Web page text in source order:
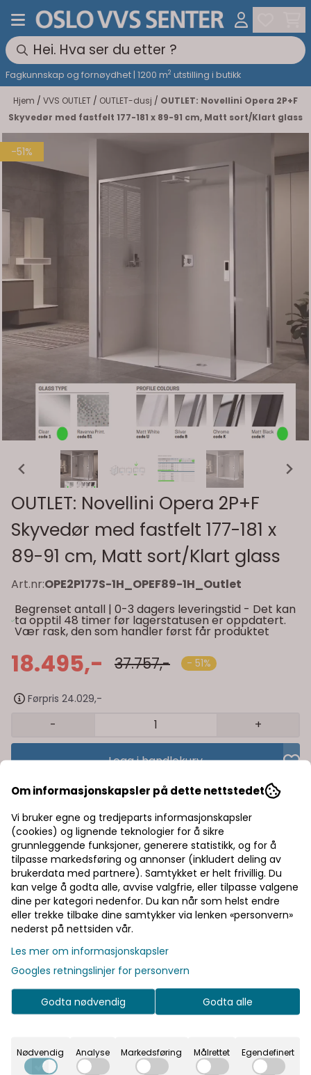
Hopp til innhold
Fagkunnskap og fornøydhet | 1200 m2 utstilling i butikk
Hjem / VVS OUTLET / OUTLET-dusj / OUTLET: Novellini Opera 2P+F
Skyvedør med fastfelt 177-181 x 89-91 cm, Matt sort/Klart glass
-51%
OUTLET: Novellini Opera 2P+F
Skyvedør med fastfelt 177-181 x
89-91 cm, Matt sort/Klart glass
Art.nr:OPE2P177S-1H_OPEF89-1H_Outlet
Begrenset antall | 0-3 dagers leveringstid - Det kan
ta opptil 48 timer før lagerstatusen er oppdatert.
Vær rask, den som handler først får produktet
18.495,- 37.757,- - 51%
Førpris 24.029,-
- +
Legg i handlekurv
Trygg handel med Klarna/Vipps
Rask levering av lagervarer
Halv pris på frakt
Informasjon
Produsent
Dokumenter
Vår visjon er å gi våre kunder en unik opplevelse og
glede ved å velge sitt bad
Om informasjonskapsler på dette nettstedet
Vi bruker egne og tredjeparts informasjonskapsler
(cookies) og lignende teknologier for å sikre
grunnleggende funksjoner, generere statistikk, og for å
tilpasse markedsføring og annonser (inkludert deling av
brukerdata med partnere). Samtykket er helt frivillig. Du
kan velge å godta alle, avvise valgfrie, eller tilpasse valgene
dine per kategori nedenfor. Du kan når som helst endre
eller trekke tilbake dine samtykker via lenken «personvern»
nederst på nettsiden vår.
Les mer om informasjonskapsler
Googles retningslinjer for personvern
Godta nødvendig Godta alle
Nødvendig Analyse Markedsføring Målrettet Egendefinert